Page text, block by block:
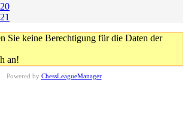
Sie keine Berechtigung für die Daten der
an!
Powered by ChessLeagueManager